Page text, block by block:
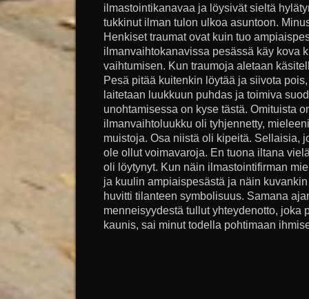
ilmastointikanavaa ja löysivät sieltä
tukkinut ilman tulon ulkoa asuntoon.
Henkiset traumat ovat kuin tuo
ilmanvaihtokanavissa pesässä käy kova
vaihtumisen. Kun traumoja aletaan
Pesä pitää kuitenkin löytää ja siivota
laitetaan luukkuun puhdas ja toimiva
unohtamisessa on kyse tästä. Omituista
ilmanvaihtoluukku oli tyhjennetty,
muistoja. Osa niistä oli kipeitä. Sellaisia,
ole ollut voimavaroja. En tuona iltana
oli löytynyt. Kun näin ilmastointifirman
ja kuulin ampiaispesästä ja näin
huvitti tilanteen symbolisuus. Samana
menneisyydestä tullut yhteydenotto, joka
kaunis, sai minut todella pohtimaan